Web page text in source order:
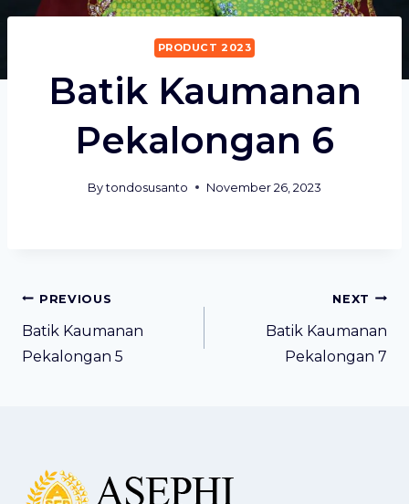
PRODUCT 2023
Batik Kaumanan
Pekalongan 6
By tondosusanto November 26, 2023
Post
navigation
PREVIOUS
Batik Kaumanan
Pekalongan 5
NEXT
Batik Kaumanan
Pekalongan 7